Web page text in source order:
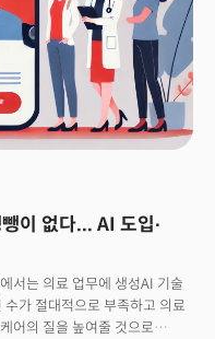
이 없다... AI 도입∙
서는 의료 업무에 생성AI 기술
가 절대적으로 부족하고 의료
어의 질을 높여줄 것으로